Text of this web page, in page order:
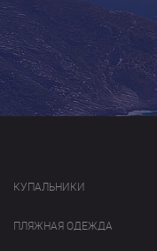
КУПАЛЬНИКИ
ПЛЯЖНАЯ ОДЕЖДА